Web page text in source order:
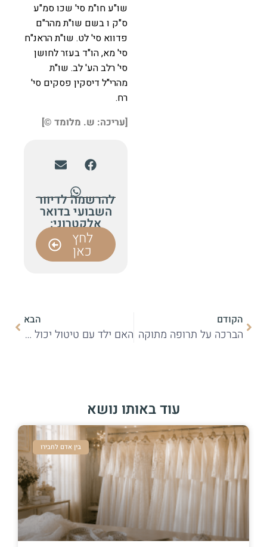
שו"ע חו"מ סי' שכו סמ"ע
ס"ק ו בשם שו"ת מהר"ם
פדווא סי' לט. שו"ת הראנ"ח
סי' מא, הו"ד בעזר לחושן
סי' רלב הע' לב. שו"ת
מהרי"ל דיסקין פסקים סי'
רח.
[עריכה: ש. מלומד ©]
להרשמה לדיוור
השבועי בדואר
אלקטרוני:
לחץ
כאן
הקודם
הברכה על תרופה מתוקה
הבא
האם ילד עם טיטול יכול לברך
עוד באותו נושא
בין אדם לחבירו